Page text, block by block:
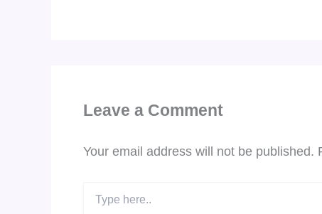
Leave a Comment
Your email address will not be published.
here..